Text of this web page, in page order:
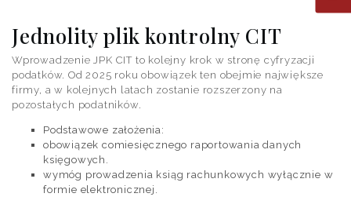
Jednolity plik kontrolny CIT
Wprowadzenie JPK CIT to kolejny krok w stronę cyfryzacji
podatków. Od 2025 roku obowiązek ten obejmie największe
firmy, a w kolejnych latach zostanie rozszerzony na
pozostałych podatników.
Podstawowe założenia:
obowiązek comiesięcznego raportowania danych
księgowych.
wymóg prowadzenia ksiąg rachunkowych wyłącznie w
formie elektronicznej.